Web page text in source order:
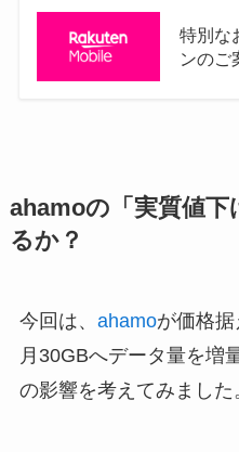
特別な
ンのご
ahamoの「実質値下
るか？
今回は、 ahamoが価格
月30GBへデータ量を増
の影響を考えてみました